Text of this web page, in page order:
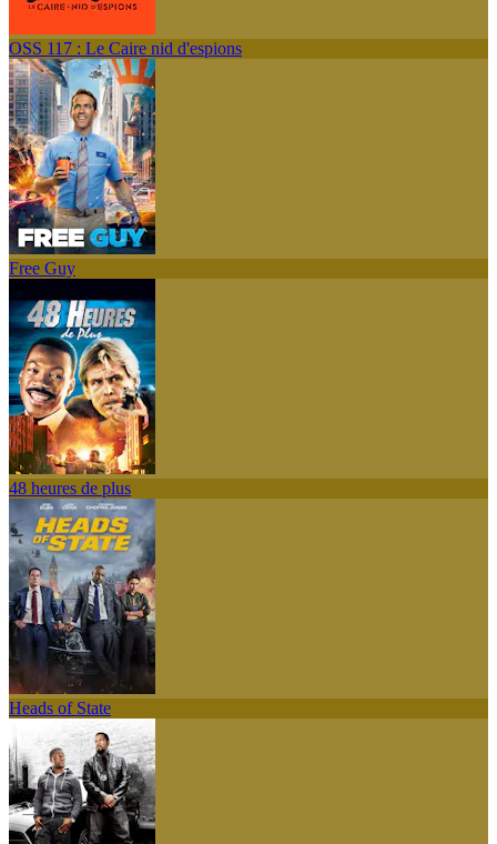
OSS 117 : Le Caire nid d'espions
Free Guy
48 heures de plus
Heads of State